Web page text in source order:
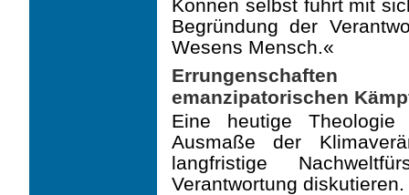
Können selbst führt mit
Begründung der
Wesens Mensch.«
emanzipatorischen
Eine heutige
Ausmaße der
langfristige
Verantwortung diskutie­ren.